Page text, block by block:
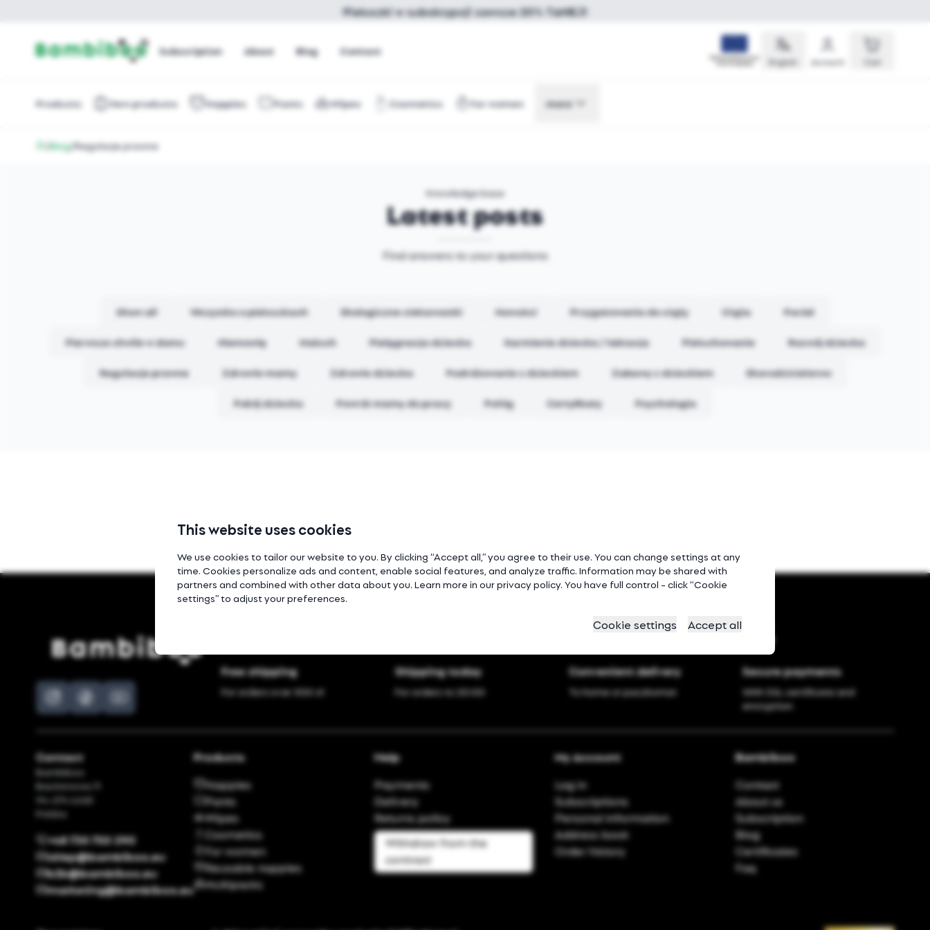
Pieluszki w subskrypcji zawsze 20% TANIEJ!
Subscription About Blog Contact
English Account Cart
Products New products Nappies Pants Wipes Cosmetics For women more
/Blog/Regulacje prawne
Knowledge base
Latest posts
Find answers to your questions
Show all Wszystko o pieluszkach Ekologiczne ciekawostki Nowości Przygotowania do ciąży Ciąża Poród
Pierwsze chwile w domu Niemowlę Maluch Pielęgnacja dziecka Karmienie dziecka / laktacja Pieluchowanie Rozwój dziecka
Regulacje prawne Zdrowie mamy Zdrowie dziecka Podróżowanie z dzieckiem Zabawy z dzieckiem Ekorodzicielstwo
Pokój dziecka Powrót mamy do pracy Połóg Certyfikaty Psychologia
Free shipping
For orders over 300 zł
Shipping today
For orders to 20:00
Convenient delivery
To home or paczkomat
Secure payments
With SSL certificate and
encryption
Contact
Bambiboo
Bastionowa 11
94-274 Łódź
Polska
+48 730 750 290
sklep@bambiboo.eu
b2b@bambiboo.eu
marketing@bambiboo.eu
Products
Nappies
Pants
Wipes
Cosmetics
For women
Reusable nappies
Multipacks
Help
Payments
Delivery
Returns policy
Withdraw from the
contract
My Account
Log in
Subscriptions
Personal information
Address book
Order history
Bambiboo
Contact
About us
Subscription
Blog
Certificates
Faq
This website uses cookies
We use cookies to tailor our website to you. By clicking “Accept all,” you agree to their use. You can change settings at any
time. Cookies personalize ads and content, enable social features, and analyze traffic. Information may be shared with
partners and combined with other data about you. Learn more in our privacy policy. You have full control - click “Cookie
settings” to adjust your preferences.
Cookie settings Accept all